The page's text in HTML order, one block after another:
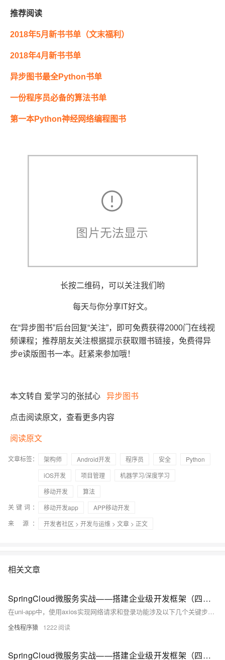
推荐阅读
2018年5月新书书单（文末福利）
2018年4月新书书单
异步图书最全Python书单
一份程序员必备的算法书单
第一本Python神经网络编程图书
​长按二维码，可以关注我们哟
每天与你分享IT好文。
在“异步图书”后台回复“关注”，即可免费获得2000门在线视
频课程；推荐朋友关注根据提示获取赠书链接，免费得异
步e读版图书一本。赶紧来参加哦！
本文转自 爱学习的张拭心 异步图书
点击阅读原文，查看更多内容
阅读原文
文章标签： 架构师 Android开发 程序员 安全
Python
iOS开发
项目管理
机器学习/深度学习
移动开发
算法
关键词：
移动开发app
APP移动开发
来 源：
开发者社区 > 开发与运维 > 文章 > 正文
相关文章
SpringCloud微服务实战——搭建企业级开发框架（四十七）：【移动开发】整合uni-app搭建移动端快速开发框架-添加Axios并实现登录功能
在uni-app中，使用axios实现网络请求和登录功能涉及以下几个关键步骤： 1. **安装axios和axios-auth-refresh**： 在项目的`package.json`中添加axios和axios-auth-refresh依赖，可以通过HBuilderX的终端窗口运行`yarn add axios axios-auth-refresh`命令来安装。 2. **配置自定义常量**： 创建`project.config.js`文件，配置全局常量，如API基础URL、TenantId、APP_CLIENT_ID和APP_CLIENT_SECRET等。
全栈程序猿 1222
SpringCloud微服务实战——搭建企业级开发框架（四十六）：【移动开发】整合uni-app搭建移动端快速开发框架-环境搭建